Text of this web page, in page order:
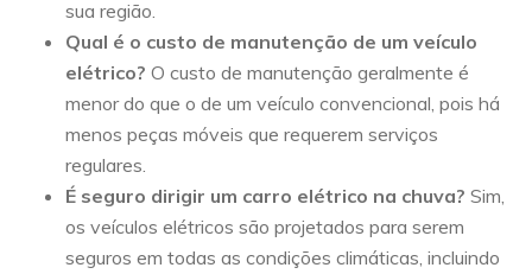
sua região.
Qual é o custo de manutenção de um veículo
elétrico? O custo de manutenção geralmente é
menor do que o de um veículo convencional, pois há
menos peças móveis que requerem serviços
regulares.
É seguro dirigir um carro elétrico na chuva? Sim,
os veículos elétricos são projetados para serem
seguros em todas as condições climáticas, incluindo